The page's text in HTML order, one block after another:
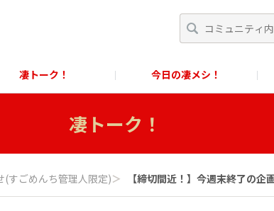
凄トーク！ 今日の凄メシ！
問い合わせ窓口
凄トーク！
すごめんち管理人限定)＞ 【締切間近！】今週末終了の企